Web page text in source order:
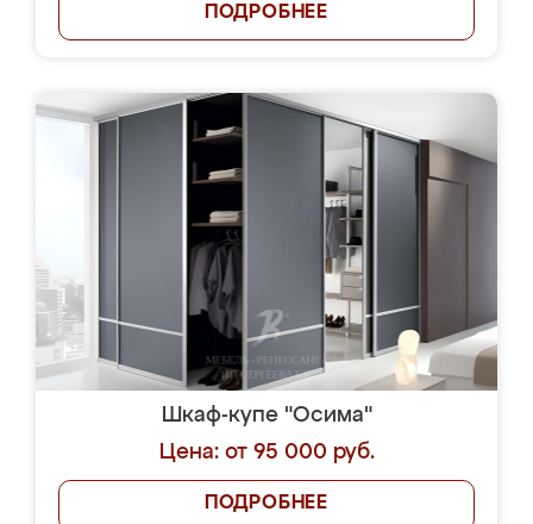
ПОДРОБНЕЕ
Шкаф-купе "Осима"
Цена: от 95 000 руб.
ПОДРОБНЕЕ